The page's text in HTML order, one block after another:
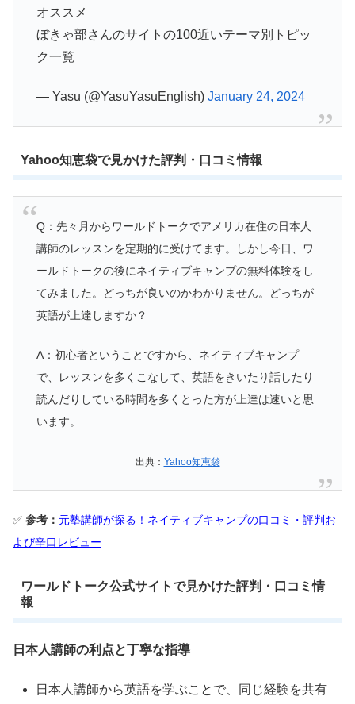
オススメ
ぼきゃ部さんのサイトの100近いテーマ別トピッ
ク一覧
— Yasu (@YasuYasuEnglish) January 24, 2024
Yahoo知恵袋で見かけた評判・口コミ情報
Q：先々月からワールドトークでアメリカ在住の日本人
講師のレッスンを定期的に受けてます。しかし今日、ワ
ールドトークの後にネイティブキャンプの無料体験をし
てみました。どっちが良いのかわかりません。どっちが
英語が上達しますか？
A：初心者ということですから、ネイティブキャンプ
で、レッスンを多くこなして、英語をきいたり話したり
読んだりしている時間を多くとった方が上達は速いと思
います。
出典： Yahoo知恵袋
✅ 参考： 元塾講師が探る！ネイティブキャンプの口コミ・評判お
よび辛口レビュー
ワールドトーク公式サイトで見かけた評判・口コミ情
報
日本人講師の利点と丁寧な指導
日本人講師から英語を学ぶことで、同じ経験を共有